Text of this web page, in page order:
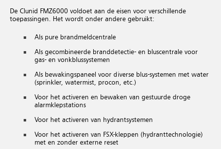
De Clunid FMZ6000 voldoet aan de eisen voor verschillende
toepassingen. Het wordt onder andere gebruikt:
Als pure brandmeldcentrale
Als gecombineerde branddetectie- en bluscentrale voor
gas- en vonkblussystemen
Als bewakingspaneel voor diverse blus-systemen met water
(sprinkler, watermist, procon, etc.)
Voor het activeren en bewaken van gestuurde droge
alarmklepstations
Voor het activeren van hydrantsystemen
Voor het activeren van FSX-kleppen (hydranttechnologie)
met en zonder externe reset